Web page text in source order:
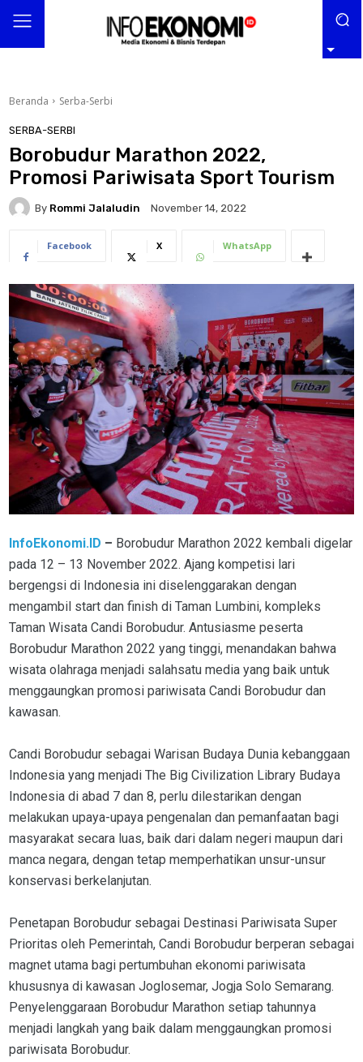
Beranda Serba-Serbi
SERBA-SERBI
Borobudur Marathon 2022,
Promosi Pariwisata Sport Tourism
By Rommi Jalaludin November 14, 2022
Facebook X WhatsApp
InfoEkonomi.ID – Borobudur Marathon 2022 kembali digelar
pada 12 – 13 November 2022. Ajang kompetisi lari
bergengsi di Indonesia ini diselenggarakan dengan
mengambil start dan finish di Taman Lumbini, kompleks
Taman Wisata Candi Borobudur. Antusiasme peserta
Borobudur Marathon 2022 yang tinggi, menandakan bahwa
wisata olahraga menjadi salahsatu media yang baik untuk
menggaungkan promosi pariwisata Candi Borobudur dan
kawasan.
Candi Borobudur sebagai Warisan Budaya Dunia kebanggaan
Indonesia yang menjadi The Big Civilization Library Budaya
Indonesia di abad 7 dan 8, perlu dilestarikan dengan
melakukan upaya-upaya pengenalan dan pemanfaatan bagi
masyarakat secara luas, baik dari dalam negeri maupun dari
manca negara, dengan tetap memperhatikan unsur-unsur
konservasi berkelanjutan.
Penetapan Borobudur sebagai Destinasi Pariwisata Super
Prioritas oleh Pemerintah, Candi Borobudur berperan sebagai
magnet utama bagi pertumbuhan ekonomi pariwisata
khususnya di kawasan Joglosemar, Jogja Solo Semarang.
Penyelenggaraan Borobudur Marathon setiap tahunnya
menjadi langkah yang baik dalam menggaungkan promosi
pariwisata Borobudur.